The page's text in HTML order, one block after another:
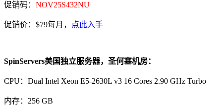
促销码： NOV25S432NU
促销价：$79每月， 点此入手
SpinServers美国独立服务器，圣何塞机房：
CPU：Dual Intel Xeon E5-2630L v3 16 Cores 2.90 GHz Turbo
内存：256 GB